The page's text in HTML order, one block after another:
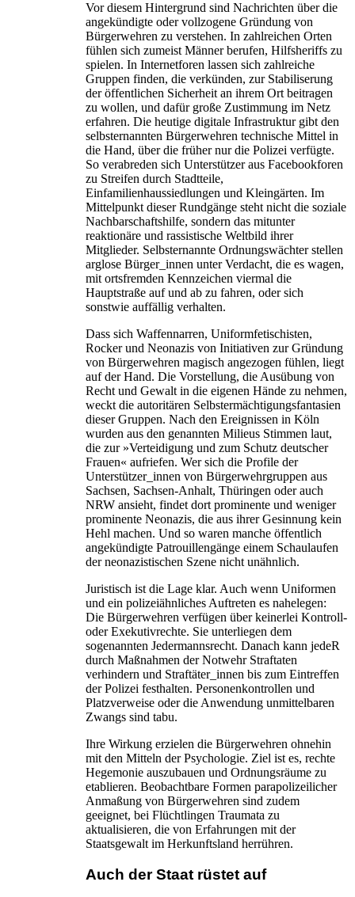
Vor diesem Hintergrund sind Nachrichten über die
angekündigte oder vollzogene Gründung von
Bürgerwehren zu verstehen. In zahlreichen Orten
fühlen sich zumeist Männer berufen, Hilfsheriffs zu
spielen. In Internetforen lassen sich zahlreiche
Gruppen finden, die verkünden, zur Stabiliserung
der öffentlichen Sicherheit an ihrem Ort beitragen
zu wollen, und dafür große Zustimmung im Netz
erfahren. Die heutige digitale Infrastruktur gibt den
selbsternannten Bürgerwehren technische Mittel in
die Hand, über die früher nur die Polizei verfügte.
So verabreden sich Unterstützer aus Facebookforen
zu Streifen durch Stadtteile,
Einfamilienhaussiedlungen und Kleingärten. Im
Mittelpunkt dieser Rundgänge steht nicht die soziale
Nachbarschaftshilfe, sondern das mitunter
reaktionäre und rassistische Weltbild ihrer
Mitglieder. Selbsternannte Ordnungswächter stellen
arglose Bürger_innen unter Verdacht, die es wagen,
mit ortsfremden Kennzeichen viermal die
Hauptstraße auf und ab zu fahren, oder sich
sonstwie auffällig verhalten.
Dass sich Waffennarren, Uniformfetischisten,
Rocker und Neonazis von Initiativen zur Gründung
von Bürgerwehren magisch angezogen fühlen, liegt
auf der Hand. Die Vorstellung, die Ausübung von
Recht und Gewalt in die eigenen Hände zu nehmen,
weckt die autoritären Selbstermächtigungsfantasien
dieser Gruppen. Nach den Ereignissen in Köln
wurden aus den genannten Milieus Stimmen laut,
die zur »Verteidigung und zum Schutz deutscher
Frauen« aufriefen. Wer sich die Profile der
Unterstützer_innen von Bürgerwehrgruppen aus
Sachsen, Sachsen-Anhalt, Thüringen oder auch
NRW ansieht, findet dort prominente und weniger
prominente Neonazis, die aus ihrer Gesinnung kein
Hehl machen. Und so waren manche öffentlich
angekündigte Patrouillengänge einem Schaulaufen
der neonazistischen Szene nicht unähnlich.
Juristisch ist die Lage klar. Auch wenn Uniformen
und ein polizeiähnliches Auftreten es nahelegen:
Die Bürgerwehren verfügen über keinerlei Kontroll-
oder Exekutivrechte. Sie unterliegen dem
sogenannten Jedermannsrecht. Danach kann jedeR
durch Maßnahmen der Notwehr Straftaten
verhindern und Straftäter_innen bis zum Eintreffen
der Polizei festhalten. Personenkontrollen und
Platzverweise oder die Anwendung unmittelbaren
Zwangs sind tabu.
Ihre Wirkung erzielen die Bürgerwehren ohnehin
mit den Mitteln der Psychologie. Ziel ist es, rechte
Hegemonie auszubauen und Ordnungsräume zu
etablieren. Beobachtbare Formen parapolizeilicher
Anmaßung von Bürgerwehren sind zudem
geeignet, bei Flüchtlingen Traumata zu
aktualisieren, die von Erfahrungen mit der
Staatsgewalt im Herkunftsland herrühren.
Auch der Staat rüstet auf